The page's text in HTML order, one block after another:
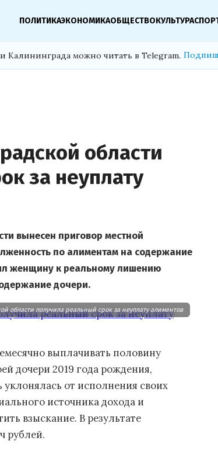
ПОЛИТИКАЭКОНОМИКАОБЩЕСТВОКУЛЬТУРА
Калининграда можно читать в Telegram.
области
за неуплату
вынесен приговор местной
по алиментам на содержание
женщину к реальному лишению
дочери.
области получила реальный срок за неуплату алиментов
выплачивать половину
дочери 2019 года рождения,
от исполнения своих
источника дохода и
взыскание. В результате
рублей.